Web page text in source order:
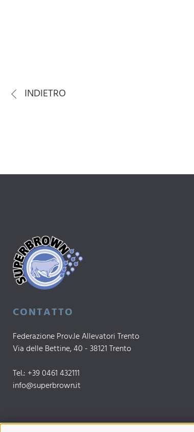
INDIETRO
CONTATTO
Federazione Prov.le Allevatori Trento
Via delle Bettine, 40 - 38121 Trento
Tel.: +39 0461 432111
info@superbrown.it